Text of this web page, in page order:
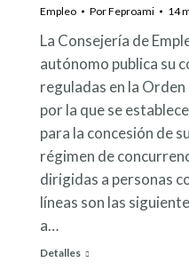
Empleo PorFeproami 14
La Consejería de
autónomo publica su
reguladas en la
por la que se
para la concesión de
régimen de
dirigidas a personas
líneas son las
a…
Detalles